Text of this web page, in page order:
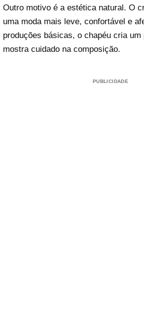
Outro motivo é a estética natural. O
uma moda mais leve, confortável e
produções básicas, o chapéu cria um
mostra cuidado na composição.
PUBLICIDADE